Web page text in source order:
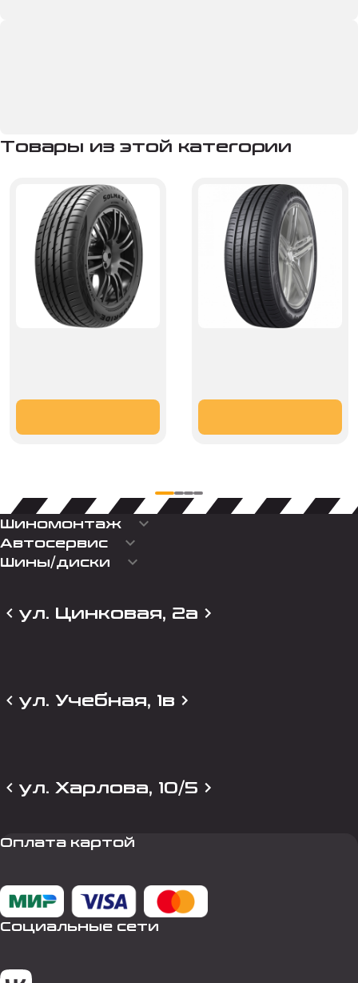
Товары из этой категории
Шиномонтаж keyboard_arrow_down
Автосервис keyboard_arrow_down
Шины/диски keyboard_arrow_down
ул. Цинковая, 2а
ул. Учебная, 1в
ул. Харлова, 10/5
Оплата картой
Социальные сети